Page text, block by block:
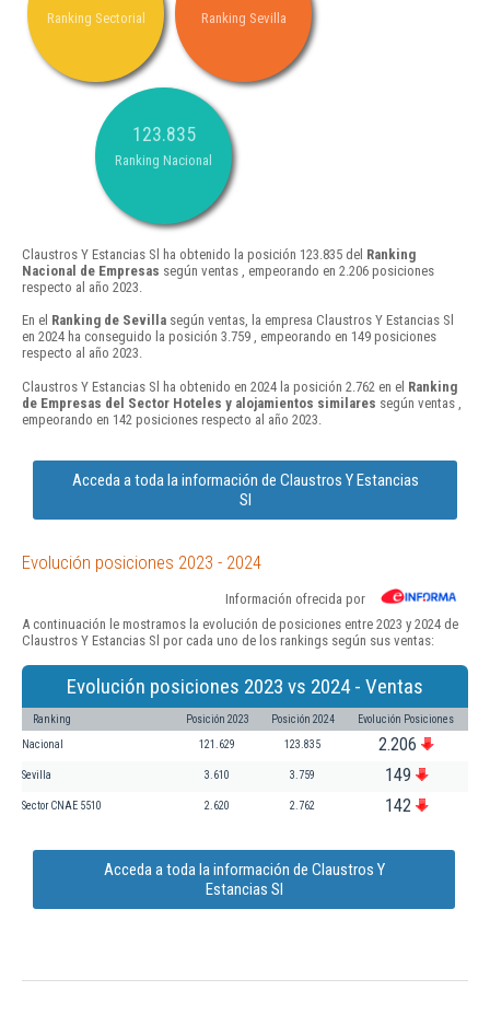
Ranking Sectorial Ranking Sevilla
123.835
Ranking Nacional
Claustros Y Estancias Sl ha obtenido la posición 123.835 del Ranking
Nacional de Empresas según ventas , empeorando en 2.206 posiciones
respecto al año 2023.
En el Ranking de Sevilla según ventas, la empresa Claustros Y Estancias Sl
en 2024 ha conseguido la posición 3.759 , empeorando en 149 posiciones
respecto al año 2023.
Claustros Y Estancias Sl ha obtenido en 2024 la posición 2.762 en el Ranking
de Empresas del Sector Hoteles y alojamientos similares según ventas ,
empeorando en 142 posiciones respecto al año 2023.
Acceda a toda la información de Claustros Y Estancias
Sl
Evolución posiciones 2023 - 2024
Información ofrecida por
A continuación le mostramos la evolución de posiciones entre 2023 y 2024 de
Claustros Y Estancias Sl por cada uno de los rankings según sus ventas:
Evolución posiciones 2023 vs 2024 - Ventas
Ranking Posición 2023 Posición 2024 Evolución Posiciones
Nacional 121.629 123.835 2.206
Sevilla 3.610 3.759 149
Sector CNAE 5510 2.620 2.762 142
Acceda a toda la información de Claustros Y
Estancias Sl